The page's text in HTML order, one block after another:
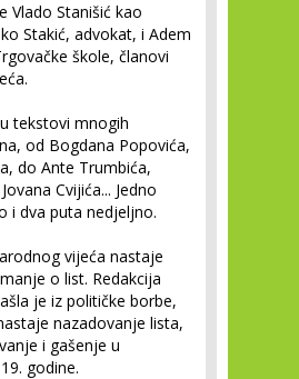
Vlado Stanišić kao
Stakić, advokat, i Adem
škole, članovi
tekstovi mnogih
od Bogdana Popovića,
do Ante Trumbića,
Cvijića... Jedno
i dva puta nedjeljno.
vijeća nastaje
o list. Redakcija
je iz političke borbe,
nazadovanje lista,
i gašenje u
godine.